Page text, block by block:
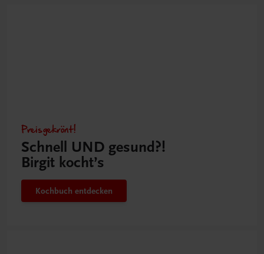
Preisgekrönt!
Schnell UND gesund?!
Birgit kocht’s
Kochbuch entdecken